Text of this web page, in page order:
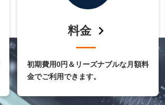
料金
初期費用0円＆リーズナブルな月額料
金でご利用できます。